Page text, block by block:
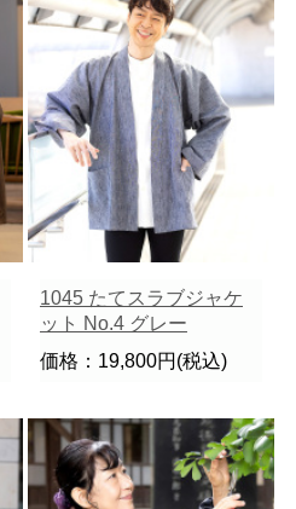
1045 たてスラブジャケ
ット No.4 グレー
価格：19,800円(税込)